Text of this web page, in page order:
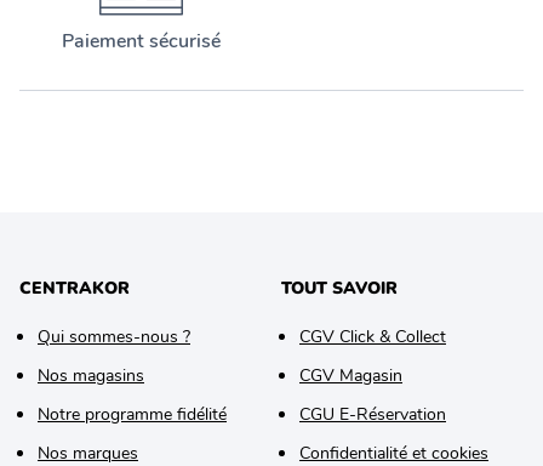
Paiement sécurisé
CENTRAKOR
Qui sommes-nous ?
Nos magasins
Notre programme fidélité
Nos marques
TOUT SAVOIR
CGV Click & Collect
CGV Magasin
CGU E-Réservation
Confidentialité et cookies